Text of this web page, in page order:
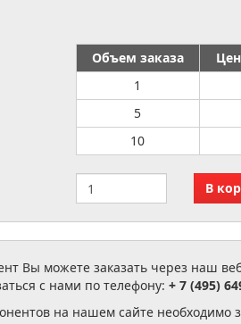
Объем заказа
1
5
10
Вы можете заказать через наш
с нами по телефону: + 7 (495)
на нашем сайте необходимо